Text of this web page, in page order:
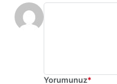
Yorumunuz*